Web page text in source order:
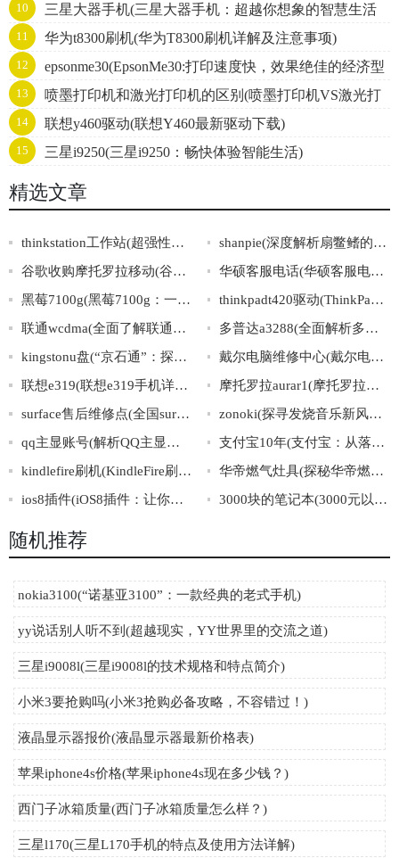
10
三星大器手机(三星大器手机：超越你想象的智慧生活
选择)
11 华为t8300刷机(华为T8300刷机详解及注意事项)
12
epsonme30(EpsonMe30:打印速度快，效果绝佳的经济型
打印机)
13
喷墨打印机和激光打印机的区别(喷墨打印机VS激光打
印机：谁更胜一筹？)
14 联想y460驱动(联想Y460最新驱动下载)
15 三星i9250(三星i9250：畅快体验智能生活)
精选文章
thinkstation工作站(超强性能，ThinkStation工作站带您飞！)
shanpie(深度解析扇鳖鳍的结构与生态特征)
谷歌收购摩托罗拉移动(谷歌收购摩托罗拉移动的资讯)
华硕客服电话(华硕客服电话查询与联系方式大全分享)
黑莓7100g(黑莓7100g：一款实用的商务智能手机)
thinkpadt420驱动(ThinkPadT420驱动下载及安装指南)
联通wcdma(全面了解联通WCDMA网络的特点与应用场景)
多普达a3288(全面解析多普达a3288技术特点)
kingstonu盘(“京石通”：探秘KingstonU盘在中国市场的战略发展之路)
戴尔电脑维修中心(戴尔电脑维修中心：全面专业的维修服务)
联想e319(联想e319手机详细配置及价格推荐)
摩托罗拉aurar1(摩托罗拉最新款奢华手机：AuraR1)
surface售后维修点(全国surface售后维修点查询，免费上门维修服务！)
zonoki(探寻发烧音乐新风向：zonoki带你享受高保真无线音质)
qq主显账号(解析QQ主显账号：使用方法、安全性与注意事项)
支付宝10年(支付宝：从落地生根到全球扬名的十年华章)
kindlefire刷机(KindleFire刷机攻略大全)
华帝燃气灶具(探秘华帝燃气灶背后的创新之路)
ios8插件(iOS8插件：让你的iPhone更加强大)
3000块的笔记本(3000元以下性价比最高的笔记本推荐)
随机推荐
nokia3100(“诺基亚3100”：一款经典的老式手机)
yy说话别人听不到(超越现实，YY世界里的交流之道)
三星i9008l(三星i9008l的技术规格和特点简介)
小米3要抢购吗(小米3抢购必备攻略，不容错过！)
液晶显示器报价(液晶显示器最新价格表)
苹果iphone4s价格(苹果iphone4s现在多少钱？)
西门子冰箱质量(西门子冰箱质量怎么样？)
三星l170(三星L170手机的特点及使用方法详解)